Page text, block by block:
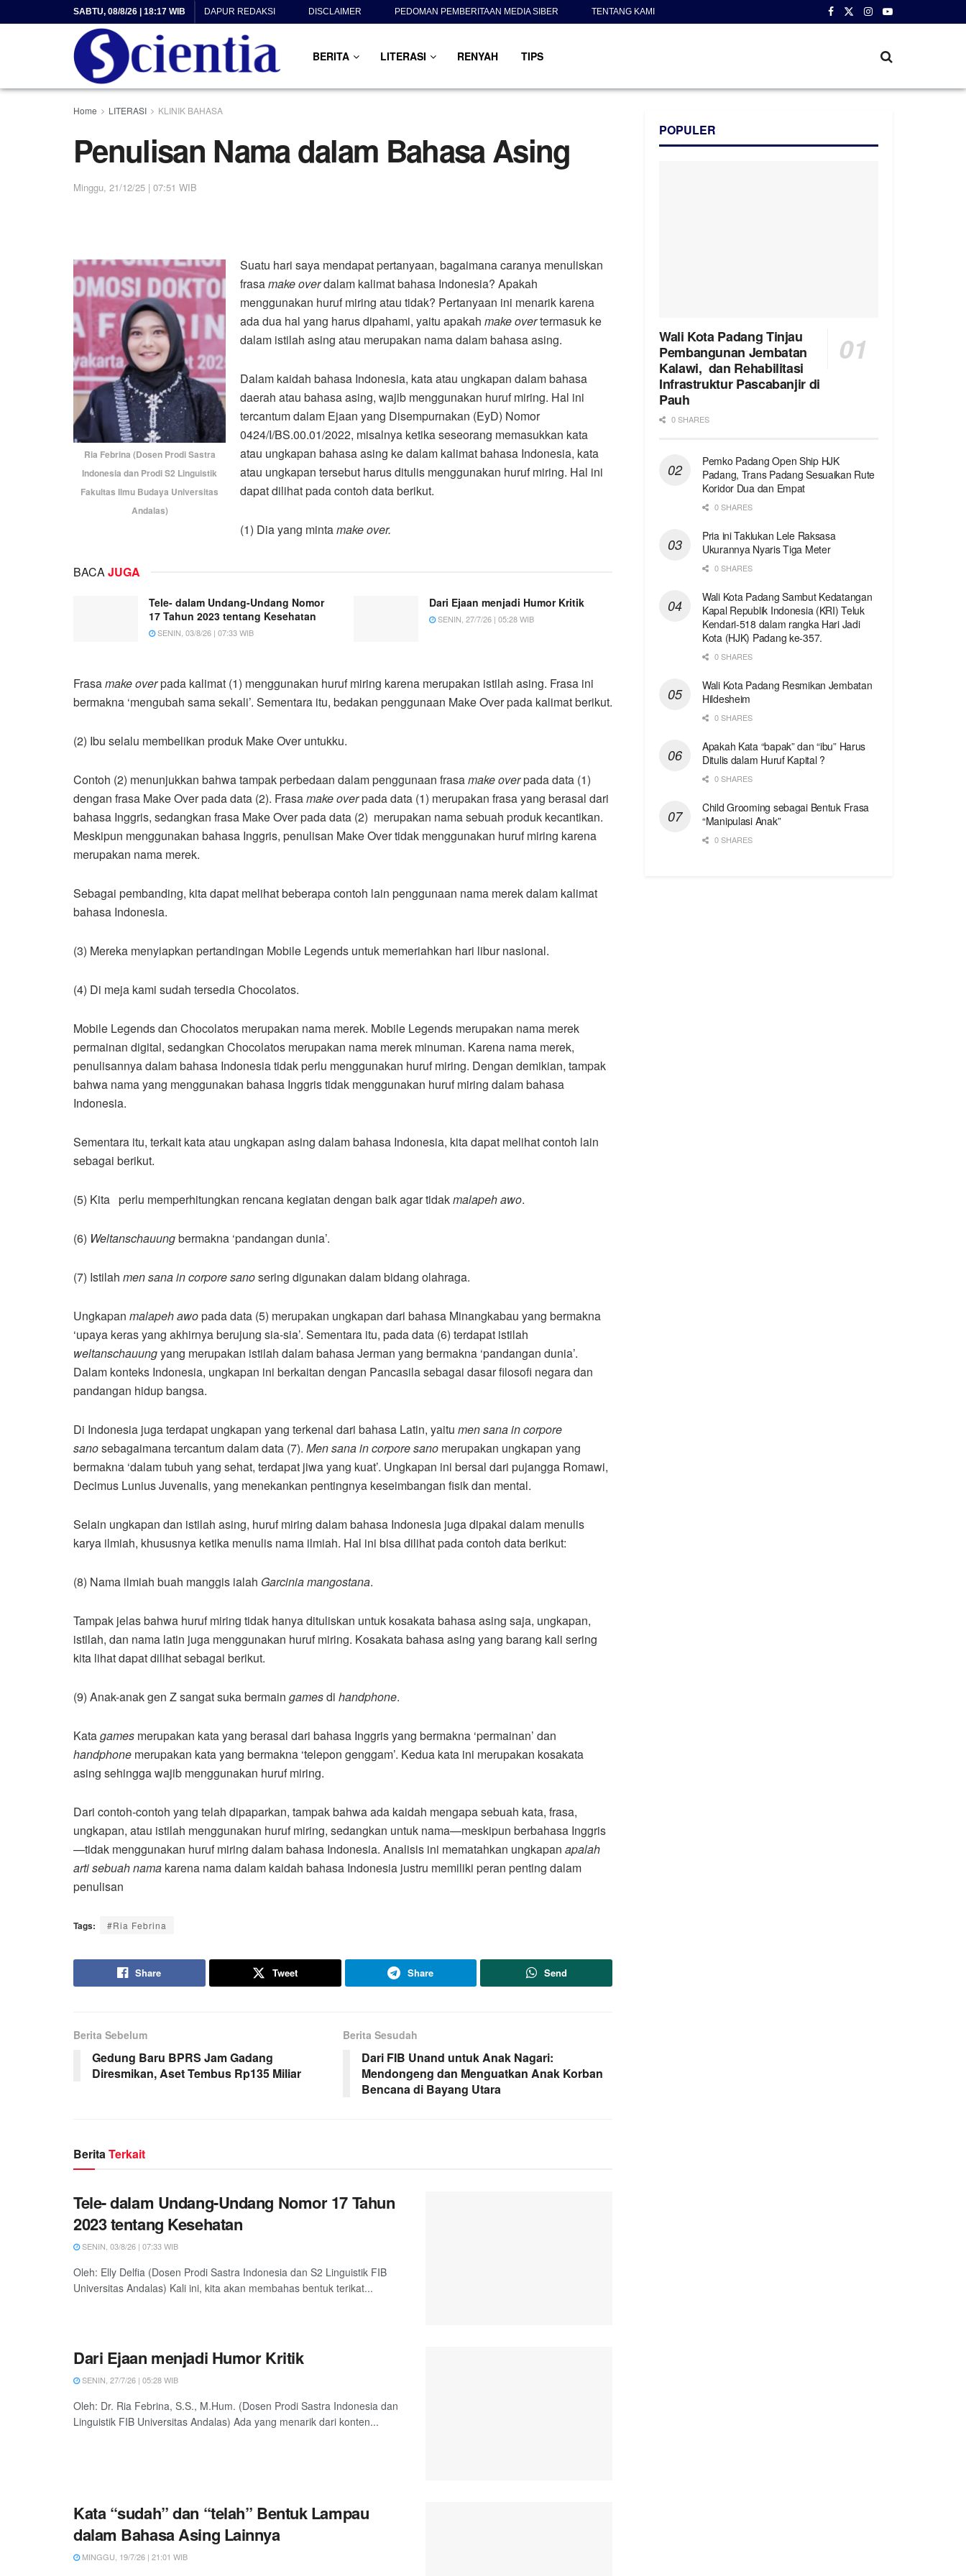
SABTU, 08/8/26 | 18:17 WIB DAPUR REDAKSI DISCLAIMER PEDOMAN PEMBERITAAN MEDIA SIBER TENTANG KAMI
BERITA LITERASI RENYAH TIPS
Home LITERASI KLINIK BAHASA
Penulisan Nama dalam Bahasa Asing
Minggu, 21/12/25 | 07:51 WIB
Ria Febrina (Dosen Prodi Sastra
Indonesia dan Prodi S2 Linguistik
Fakultas Ilmu Budaya Universitas
Andalas)
Suatu hari saya mendapat pertanyaan, bagaimana caranya menuliskan
frasamake overdalam kalimat bahasa Indonesia? Apakah
menggunakan huruf miring atau tidak? Pertanyaan ini menarik karena
ada dua hal yang harus dipahami, yaitu apakah make overtermasuk ke
dalam istilah asing atau merupakan nama dalam bahasa asing.
Dalam kaidah bahasa Indonesia, kata atau ungkapan dalam bahasa
daerah atau bahasa asing, wajib menggunakan huruf miring. Hal ini
tercantum dalam Ejaan yang Disempurnakan (EyD) Nomor
0424/I/BS.00.01/2022, misalnya ketika seseorang memasukkan kata
atau ungkapan bahasa asing ke dalam kalimat bahasa Indonesia, kata
atau ungkapan tersebut harus ditulis menggunakan huruf miring. Hal ini
dapat dilihat pada contoh data berikut.
(1) Dia yang mintamake over.
BACAJUGA
Tele- dalam Undang-Undang Nomor
17 Tahun 2023 tentang Kesehatan
SENIN, 03/8/26 | 07:33 WIB
Dari Ejaan menjadi Humor Kritik
SENIN, 27/7/26 | 05:28 WIB
Frasamake overpada kalimat (1) menggunakan huruf miring karena merupakan istilah asing. Frasa ini
bermakna ‘mengubah sama sekali’. Sementara itu, bedakan penggunaan Make Over pada kalimat berikut.
(2) Ibu selalu membelikan produk Make Over untukku.
Contoh (2) menunjukkan bahwa tampak perbedaan dalam penggunaan frasamake overpada data (1)
dengan frasa Make Over pada data (2). Frasamake overpada data (1) merupakan frasa yang berasal dari
bahasa Inggris, sedangkan frasa Make Over pada data (2) merupakan nama sebuah produk kecantikan.
Meskipun menggunakan bahasa Inggris, penulisan Make Over tidak menggunakan huruf miring karena
merupakan nama merek.
Sebagai pembanding, kita dapat melihat beberapa contoh lain penggunaan nama merek dalam kalimat
bahasa Indonesia.
(3) Mereka menyiapkan pertandingan Mobile Legends untuk memeriahkan hari libur nasional.
(4) Di meja kami sudah tersedia Chocolatos.
Mobile Legends dan Chocolatos merupakan nama merek. Mobile Legends merupakan nama merek
permainan digital, sedangkan Chocolatos merupakan nama merek minuman. Karena nama merek,
penulisannya dalam bahasa Indonesia tidak perlu menggunakan huruf miring. Dengan demikian, tampak
bahwa nama yang menggunakan bahasa Inggris tidak menggunakan huruf miring dalam bahasa
Indonesia.
Sementara itu, terkait kata atau ungkapan asing dalam bahasa Indonesia, kita dapat melihat contoh lain
sebagai berikut.
(5) Kita perlu memperhitungkan rencana kegiatan dengan baik agar tidakmalapeh awo.
(6) Weltanschauungbermakna ‘pandangan dunia’.
(7) Istilah men sana in corpore sanosering digunakan dalam bidang olahraga.
Ungkapan malapeh awopada data (5) merupakan ungkapan dari bahasa Minangkabau yang bermakna
‘upaya keras yang akhirnya berujung sia-sia’. Sementara itu, pada data (6) terdapat istilah
weltanschauungyang merupakan istilah dalam bahasa Jerman yang bermakna ‘pandangan dunia’.
Dalam konteks Indonesia, ungkapan ini berkaitan dengan Pancasila sebagai dasar filosofi negara dan
pandangan hidup bangsa.
Di Indonesia juga terdapat ungkapan yang terkenal dari bahasa Latin, yaitu men sana in corpore
sanosebagaimana tercantum dalam data (7). Men sana in corpore sano merupakan ungkapan yang
bermakna ‘dalam tubuh yang sehat, terdapat jiwa yang kuat’. Ungkapan ini bersal dari pujangga Romawi,
Decimus Lunius Juvenalis, yang menekankan pentingnya keseimbangan fisik dan mental.
Selain ungkapan dan istilah asing, huruf miring dalam bahasa Indonesia juga dipakai dalam menulis
karya ilmiah, khususnya ketika menulis nama ilmiah. Hal ini bisa dilihat pada contoh data berikut:
(8) Nama ilmiah buah manggis ialah Garcinia mangostana.
Tampak jelas bahwa huruf miring tidak hanya dituliskan untuk kosakata bahasa asing saja, ungkapan,
istilah, dan nama latin juga menggunakan huruf miring. Kosakata bahasa asing yang barang kali sering
kita lihat dapat dilihat sebagai berikut.
(9) Anak-anak gen Z sangat suka bermain gamesdi handphone.
Katagames merupakan kata yang berasal dari bahasa Inggris yang bermakna ‘permainan’ dan
handphone merupakan kata yang bermakna ‘telepon genggam’. Kedua kata ini merupakan kosakata
asing sehingga wajib menggunakan huruf miring.
Dari contoh-contoh yang telah dipaparkan, tampak bahwa ada kaidah mengapa sebuah kata, frasa,
ungkapan, atau istilah menggunakan huruf miring, sedangkan untuk nama—meskipun berbahasa Inggris
—tidak menggunakan huruf miring dalam bahasa Indonesia. Analisis ini mematahkan ungkapan apalah
arti sebuah nama karena nama dalam kaidah bahasa Indonesia justru memiliki peran penting dalam
penulisan
Tags: #Ria Febrina
Share Tweet Share Send
Berita Sebelum
Gedung Baru BPRS Jam Gadang
Diresmikan, Aset Tembus Rp135 Miliar
Berita Sesudah
Dari FIB Unand untuk Anak Nagari:
Mendongeng dan Menguatkan Anak Korban
Bencana di Bayang Utara
BeritaTerkait
Tele- dalam Undang-Undang Nomor 17 Tahun
2023 tentang Kesehatan
SENIN, 03/8/26 | 07:33 WIB
Oleh: Elly Delfia (Dosen Prodi Sastra Indonesia dan S2 Linguistik FIB
Universitas Andalas) Kali ini, kita akan membahas bentuk terikat...
Dari Ejaan menjadi Humor Kritik
SENIN, 27/7/26 | 05:28 WIB
Oleh: Dr. Ria Febrina, S.S., M.Hum. (Dosen Prodi Sastra Indonesia dan
Linguistik FIB Universitas Andalas) Ada yang menarik dari konten...
Kata “sudah” dan “telah” Bentuk Lampau
dalam Bahasa Asing Lainnya
MINGGU, 19/7/26 | 21:01 WIB
POPULER
Wali Kota Padang Tinjau
Pembangunan Jembatan
Kalawi, dan Rehabilitasi
Infrastruktur Pascabanjir di
Pauh
0 SHARES
Pemko Padang Open Ship HJK
Padang, Trans Padang Sesuaikan Rute
Koridor Dua dan Empat
0 SHARES
Pria ini Taklukan Lele Raksasa
Ukurannya Nyaris Tiga Meter
0 SHARES
Wali Kota Padang Sambut Kedatangan
Kapal Republik Indonesia (KRI) Teluk
Kendari-518 dalam rangka Hari Jadi
Kota (HJK) Padang ke-357.
0 SHARES
Wali Kota Padang Resmikan Jembatan
Hildesheim
0 SHARES
Apakah Kata “bapak” dan “ibu” Harus
Ditulis dalam Huruf Kapital ?
0 SHARES
Child Grooming sebagai Bentuk Frasa
“Manipulasi Anak”
0 SHARES